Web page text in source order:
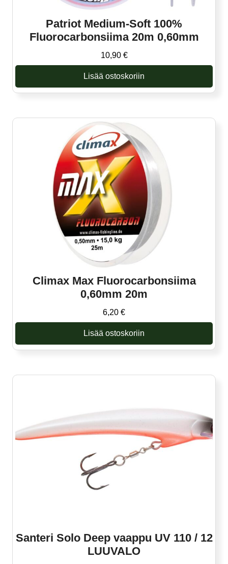
Patriot Medium-Soft 100%
Fluorocarbonsiima 20m 0,60mm
10,90 €
Lisää ostoskoriin
Climax Max Fluorocarbonsiima
0,60mm 20m
6,20 €
Lisää ostoskoriin
Santeri Solo Deep vaappu UV 110 / 12
LUUVALO